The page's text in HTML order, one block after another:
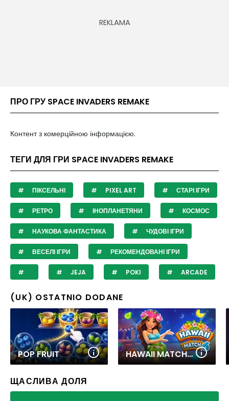
ПРО ГРУ SPACE INVADERS REMAKE
Контент з комерційною інформацією.
ТЕГИ ДЛЯ ГРИ SPACE INVADERS REMAKE
ПІКСЕЛЬНІ PIXEL ART СТАРІ ІГРИ
РЕТРО ІНОПЛАНЕТЯНИ КОСМОС
НАУКОВА ФАНТАСТИКА ЧУДОВІ ІГРИ
ВЕСЕЛІ ІГРИ РЕКОМЕНДОВАНІ ІГРИ
JEJA POKI ARCADE
(UK) OSTATNIO DODANE
POP FRUIT HAWAII MATCH 6
ЩАСЛИВА ДОЛЯ